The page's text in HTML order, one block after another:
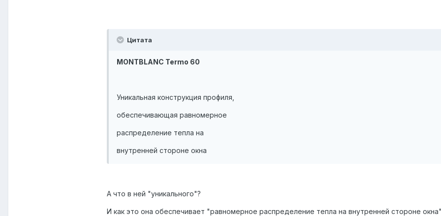
Цитата
MONTBLANC Termo 60
Уникальная конструкция профиля,
обеспечивающая равномерное
распределение тепла на
внутренней стороне окна
А что в ней "уникального"?
И как это она обеспечивает "равномерное распределение тепла на внутренней стороне